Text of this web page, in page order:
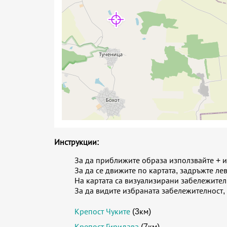
Инструкции:
За да приближите образа използвайте +
За да се движите по картата, задръжте
На картата са визуализирани
За да видите избраната
Крепост Чуките (3км)